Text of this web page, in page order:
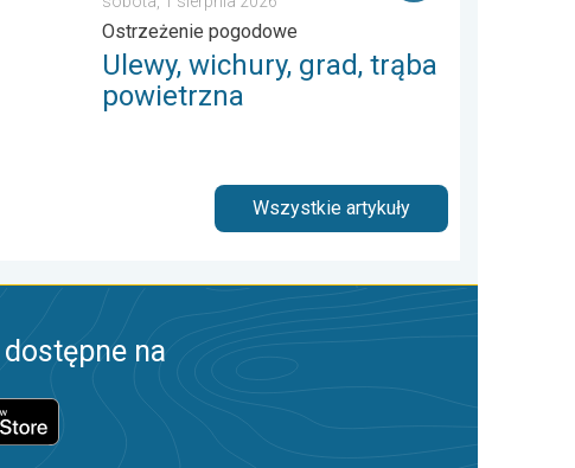
Ostrzeżenie pogodowe
Ulewy, wichury, grad, trąba
powietrzna
Wszystkie artykuły
na